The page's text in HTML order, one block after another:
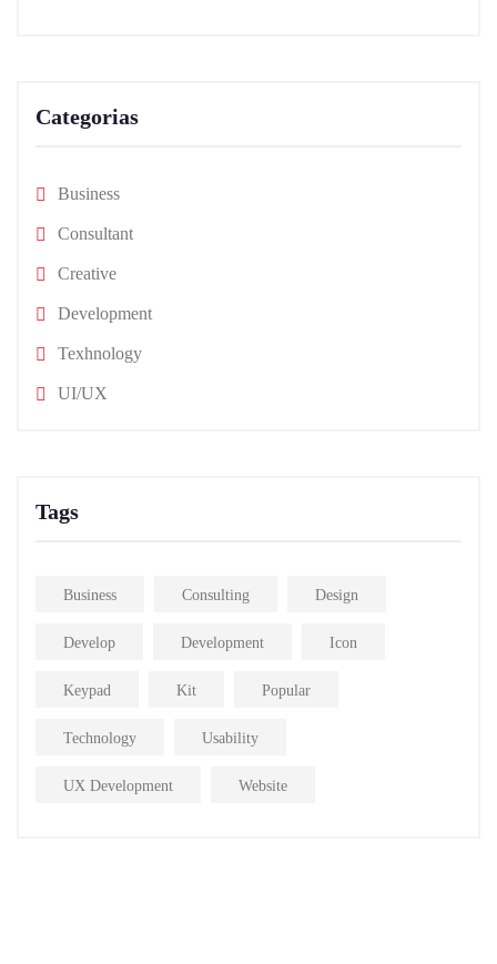
Categorias
Business
Consultant
Creative
Development
Texhnology
UI/UX
Tags
Business Consulting Design
Develop Development Icon
Keypad Kit Popular
Technology Usability
UX Development Website